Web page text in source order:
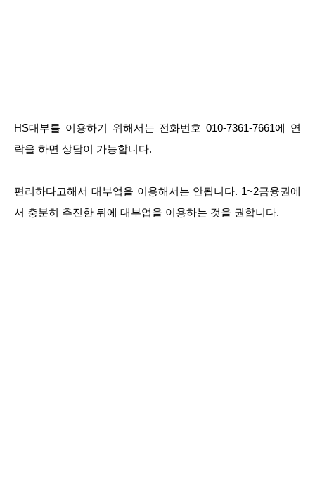
HS대부를 이용하기 위해서는 전화번호 010-7361-7661에 연
락을 하면 상담이 가능합니다.
편리하다고해서 대부업을 이용해서는 안됩니다. 1~2금융권에
서 충분히 추진한 뒤에 대부업을 이용하는 것을 권합니다.